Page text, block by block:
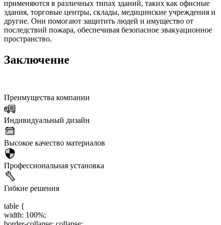
применяются в различных типах зданий, таких как офисные
здания, торговые центры, склады, медицинские учреждения и
другие. Они помогают защитить людей и имущество от
последствий пожара, обеспечивая безопасное эвакуационное
пространство.
Заключение
Преимущества компании
Индивидуальный дизайн
Высокое качество материалов
Профессиональная установка
Гибкие решения
table {
width: 100%;